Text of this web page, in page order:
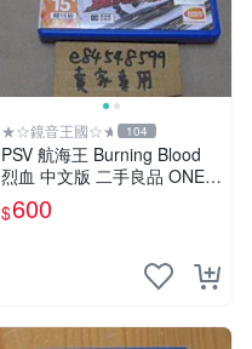
★☆鏡音王國☆★ 104
PSV 航海王 Burning Blood
烈血 中文版 二手良品 ONE P
IECE
$600